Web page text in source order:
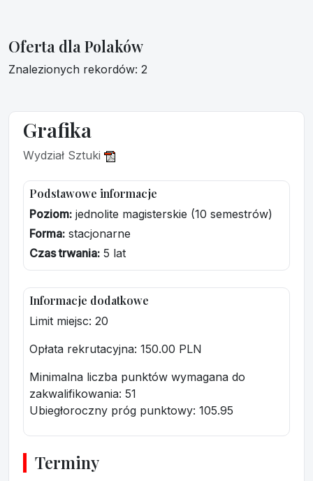
Oferta dla Polaków
Znalezionych rekordów: 2
Grafika
Wydział Sztuki
Podstawowe informacje
Poziom: jednolite magisterskie (10 semestrów)
Forma: stacjonarne
Czas trwania: 5 lat
Informacje dodatkowe
Limit miejsc: 20
Opłata rekrutacyjna: 150.00 PLN
Minimalna liczba punktów wymagana do
zakwalifikowania: 51
Ubiegłoroczny próg punktowy: 105.95
Terminy